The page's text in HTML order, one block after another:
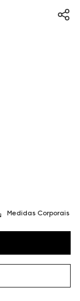
Medidas Corporais